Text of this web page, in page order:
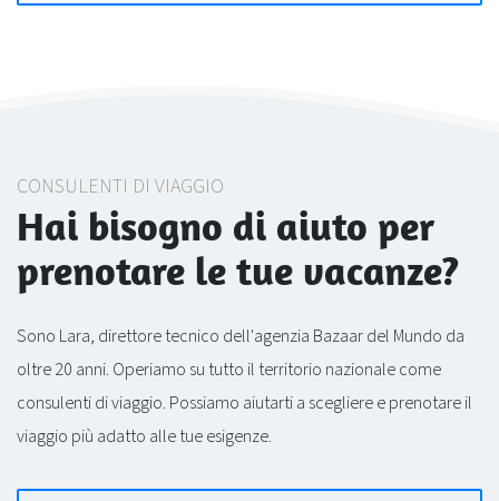
CONSULENTI DI VIAGGIO
Hai bisogno di aiuto per
prenotare le tue vacanze?
Sono Lara, direttore tecnico dell'agenzia Bazaar del Mundo da
oltre 20 anni. Operiamo su tutto il territorio nazionale come
consulenti di viaggio. Possiamo aiutarti a scegliere e prenotare il
viaggio più adatto alle tue esigenze.